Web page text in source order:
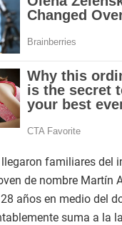
llegaron familiares del
de nombre Martín
años en medio del
suma a la